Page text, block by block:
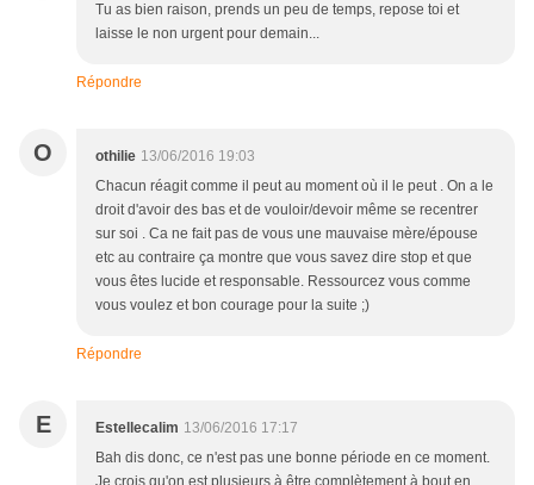
Tu as bien raison, prends un peu de temps, repose toi et
laisse le non urgent pour demain...
Répondre
O othilie 13/06/2016 19:03
Chacun réagit comme il peut au moment où il le peut . On a le
droit d'avoir des bas et de vouloir/devoir même se recentrer
sur soi . Ca ne fait pas de vous une mauvaise mère/épouse
etc au contraire ça montre que vous savez dire stop et que
vous êtes lucide et responsable. Ressourcez vous comme
vous voulez et bon courage pour la suite ;)
Répondre
E Estellecalim 13/06/2016 17:17
Bah dis donc, ce n'est pas une bonne période en ce moment.
Je crois qu'on est plusieurs à être complètement à bout en